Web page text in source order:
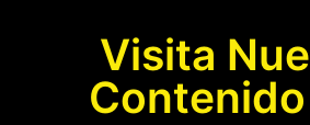
Visita